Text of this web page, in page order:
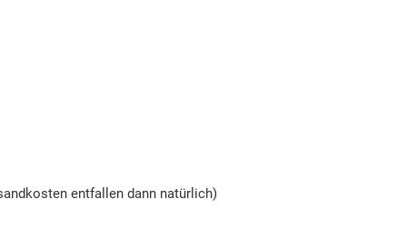
entfallen dann natürlich)